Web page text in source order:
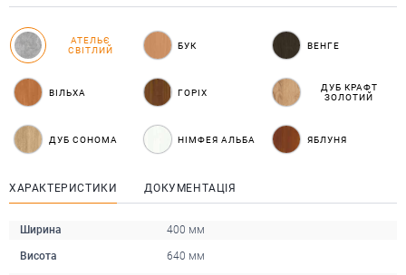
АТЕЛЬЄ
СВІТЛИЙ
БУК ВЕНГЕ
ВІЛЬХА ГОРІХ
ДУБ КРАФТ
ЗОЛОТИЙ
ДУБ СОНОМА НІМФЕЯ АЛЬБА ЯБЛУНЯ
ХАРАКТЕРИСТИКИ ДОКУМЕНТАЦІЯ
Ширина 400 мм
Висота 640 мм